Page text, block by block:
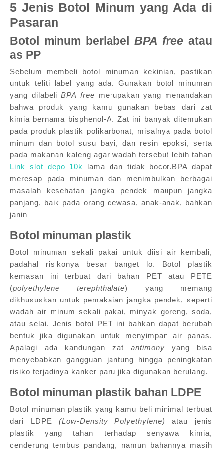
5 Jenis Botol Minum yang Ada di
Pasaran
Botol minum berlabel BPA free atau
as PP
Sebelum membeli botol minuman kekinian, pastikan
untuk teliti label yang ada. Gunakan botol minuman
yang dilabeliBPA free merupakan yang menandakan
bahwa produk yang kamu gunakan bebas dari zat
kimia bernama bisphenol-A. Zat ini banyak ditemukan
pada produk plastik polikarbonat, misalnya pada botol
minum dan botol susu bayi, dan resin epoksi, serta
pada makanan kaleng agar wadah tersebut lebih tahan
Link slot depo 10k
lama dan tidak bocor.BPA dapat
meresap pada minuman dan menimbulkan berbagai
masalah kesehatan jangka pendek maupun jangka
panjang, baik pada orang dewasa, anak-anak, bahkan
janin
Botol minuman plastik
Botol minuman sekali pakai untuk diisi air kembali,
padahal risikonya besar banget lo. Botol plastik
kemasan ini terbuat dari bahan PET atau PETE
(polyethylene terephthalate) yang memang
dikhususkan untuk pemakaian jangka pendek, seperti
wadah air minum sekali pakai, minyak goreng, soda,
atau selai. Jenis botol PET ini bahkan dapat berubah
bentuk jika digunakan untuk menyimpan air panas.
Apalagi ada kandungan zat antimony yang bisa
menyebabkan gangguan jantung hingga peningkatan
risiko terjadinya kanker paru jika digunakan berulang.
Botol minuman plastik bahan LDPE
Botol minuman plastik yang kamu beli minimal terbuat
dari LDPE (Low-Density Polyethylene)atau jenis
plastik yang tahan terhadap senyawa kimia,
cenderung tembus pandang, namun bahannya masih